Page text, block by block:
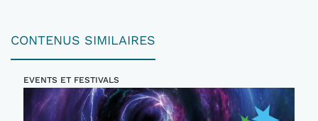
CONTENUS SIMILAIRES
EVENTS ET FESTIVALS